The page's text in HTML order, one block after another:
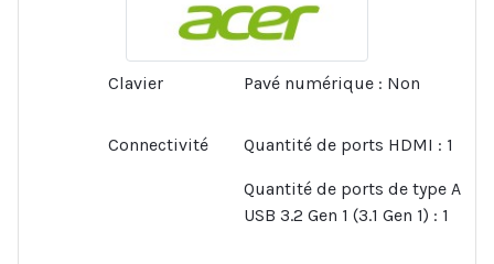
Clavier Pavé numérique : Non
Connectivité Quantité de ports HDMI : 1
Quantité de ports de type A
USB 3.2 Gen 1 (3.1 Gen 1) : 1